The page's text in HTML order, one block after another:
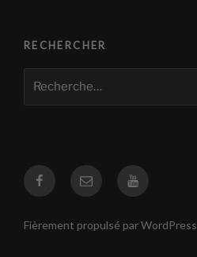
RECHERCHER
FacebookCourriel Youtube
Fièrement propulsé par WordPress